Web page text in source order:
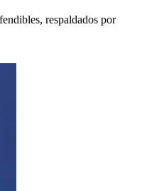
respaldados por